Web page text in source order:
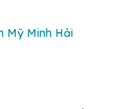
Mỹ Minh Hải